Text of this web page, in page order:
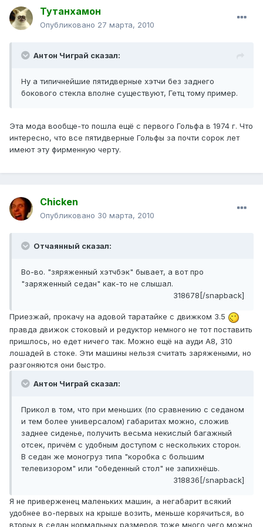
Тутанхамон
Опубликовано 27 марта, 2010
Антон Чиграй сказал:
Ну а типичнейшие пятидверные хэтчи без заднего
бокового стекла вполне существуют, Гетц тому пример.
Эта мода вообще-то пошла ещё с первого Гольфа в 1974 г. Что
интересно, что все пятидверные Гольфы за почти сорок лет
имеют эту фирменную черту.
Chicken
Опубликовано 30 марта, 2010
Отчаянный сказал:
Во-во. "зяряженный хэтчбэк" бывает, а вот про
"заряженный седан" как-то не слышал.
318678[/snapback]
Приезжай, прокачу на адовой таратайке с движком 3.5
правда движок стоковый и редуктор немного не тот поставить
пришлось, но едет ничего так. Можно ещё на ауди А8, 310
лошадей в стоке. Эти машины нельзя считать заряжеными, но
разгоняются они быстро.
Антон Чиграй сказал:
Прикол в том, что при меньших (по сравнению с седаном
и тем более универсалом) габаритах можно, сложив
заднее сиденье, получить весьма некислый багажный
отсек, причём с удобным доступом с нескольких сторон.
В седан же моногруз типа "коробка с большим
телевизором" или "обеденный стол" не запихнёшь.
318836[/snapback]
Я не приверженец маленьких машин, а негабарит всякий
удобнее во-первых на крыше возить, меньше корячиться, во
вторых в седан нормальных размеров тоже много чего можно